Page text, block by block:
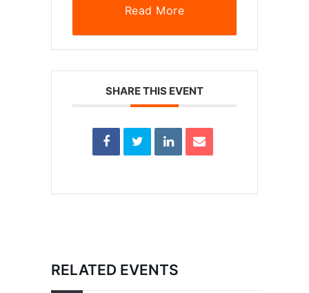
Read More
SHARE THIS EVENT
RELATED EVENTS